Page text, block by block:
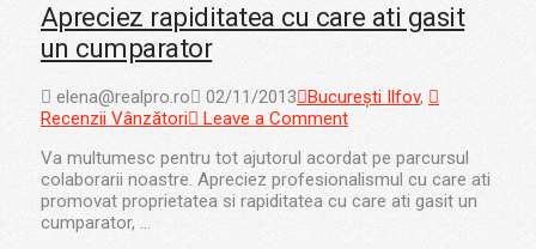
Apreciez rapiditatea cu care ati gasit
un cumparator
elena@realpro.ro 02/11/2013 București Ilfov,
Recenzii Vânzători
Leave a Comment
Va multumesc pentru tot ajutorul acordat pe parcursul
colaborarii noastre. Apreciez profesionalismul cu care ati
promovat proprietatea si rapiditatea cu care ati gasit un
cumparator, …